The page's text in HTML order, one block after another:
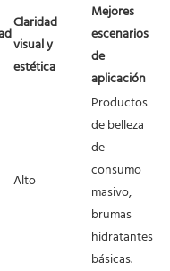
Claridad
visual y
estética
Mejores
escenarios
de
aplicación
Alto
Productos
de belleza
de
consumo
masivo,
brumas
hidratantes
básicas.